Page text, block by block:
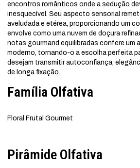
encontros românticos onde a sedução
inesquecível. Seu aspecto sensorial
aveludada e etérea, proporcionando um
envolve como uma nuvem de doçura
notas gourmand equilibradas confere um
moderno, tornando-o a escolha perfeita
desejam transmitir autoconfiança,
de longa fixação.
Família Olfativa
Floral Frutal Gourmet
Pirâmide Olfativa